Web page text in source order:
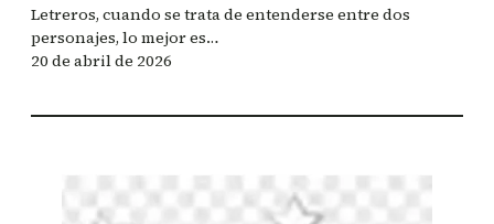
Letreros, cuando se trata de entenderse entre dos
personajes, lo mejor es…
20 de abril de 2026